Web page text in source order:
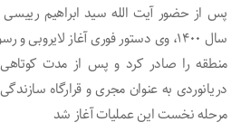
پس از حضور آیت الله سید ابراهیم
سال ۱۴۰۰، وی دستور فوری آغاز
منطقه را صادر کرد و پس از مدت کوتاهی
دریانوردی به عنوان مجری و قرارگاه سازندگی
مرحله نخست این عملیات آغاز شد